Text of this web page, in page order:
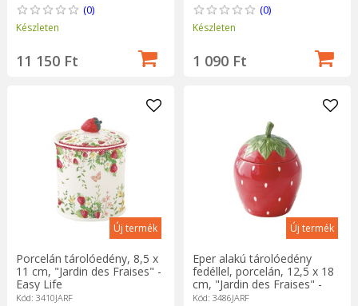
(0)
Készleten
11 150 Ft
(0)
Készleten
1 090 Ft
Új termék
Porcelán tárolóedény, 8,5 x
11 cm, "Jardin des Fraises" -
Easy Life
Kód: 3410JARF
Új termék
Eper alakú tárolóedény
fedéllel, porcelán, 12,5 x 18
cm, "Jardin des Fraises" -
Easy Life
Kód: 3486JARF